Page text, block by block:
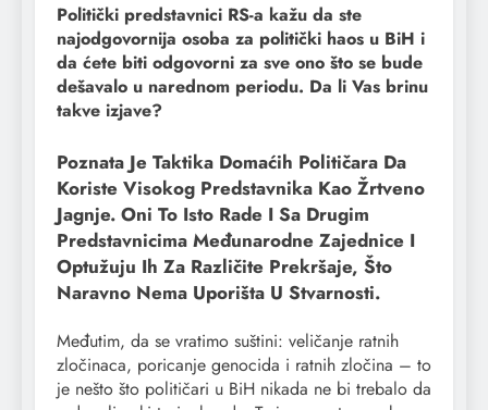
Politički predstavnici RS-a kažu da ste
najodgovornija osoba za politički haos u BiH i
da ćete biti odgovorni za sve ono što se bude
dešavalo u narednom periodu. Da li Vas brinu
takve izjave?
Poznata Je Taktika Domaćih Političara Da
Koriste Visokog Predstavnika Kao Žrtveno
Jagnje. Oni To Isto Rade I Sa Drugim
Predstavnicima Međunarodne Zajednice I
Optužuju Ih Za Različite Prekršaje, Što
Naravno Nema Uporišta U Stvarnosti.
Međutim, da se vratimo suštini: veličanje ratnih
zločinaca, poricanje genocida i ratnih zločina – to
je nešto što političari u BiH nikada ne bi trebalo da